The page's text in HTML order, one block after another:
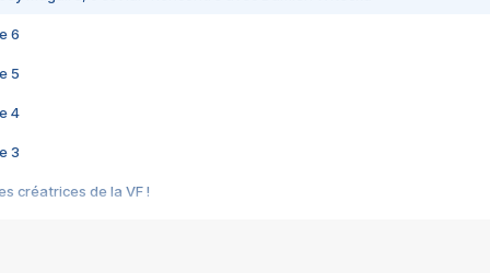
6
5
4
3
créatrices de la VF !